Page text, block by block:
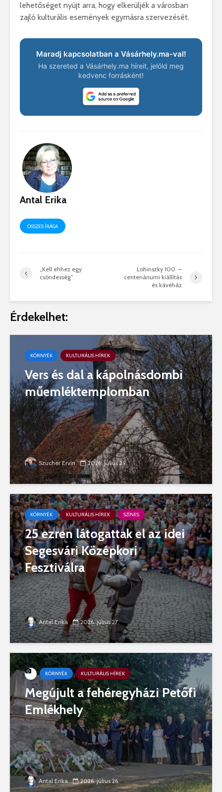
lehetőséget nyújt arra, hogy elkerüljék a városban
zajló kulturális események egymásra szervezését.
Maradj kapcsolatban a Vásárhely.ma-val!
Ha szereted a Vásárhely.ma híreit, jelöld meg
kedvenc forrásként!
Antal Erika
ÖSSZES ÍRÁSA
„Kell ehhez egy
csöndesség”
Lohinszky 100 –
centenáriumi kiállítás
és kávéház
Érdekelhet:
KÖRNYÉK KULTURÁLIS HÍREK
Vers és dal a kápolnásdombi
műemléktemplomban
Szucher Ervin 2026. július 29.
KÖRNYÉK KULTURÁLIS HÍREK SZÍNES
25 ezren látogattak el az idei
Segesvári Középkori
Fesztiválra
Antal Erika 2026. július 27.
KÖRNYÉK KULTURÁLIS HÍREK
Megújult a fehéregyházi Petőfi
Emlékhely
Antal Erika 2026. július 26.